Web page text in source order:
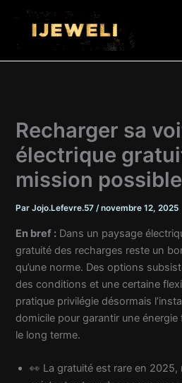
contenu
Recharger sa
électrique
mission
ParJojo.Lefevre.57/novembre 12, 2025
En bref : Dans un paysage
gratuité des recharges reste un
qu’une norme. Des options
des conditions et une certaine
pratique privilégie désormais
domicile pour garantir une
le long terme.
👀 La gratuité est rare en